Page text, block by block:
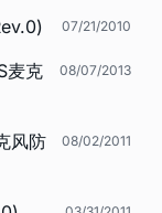
07/21/2010
麦克
08/07/2013
风防
08/02/2011